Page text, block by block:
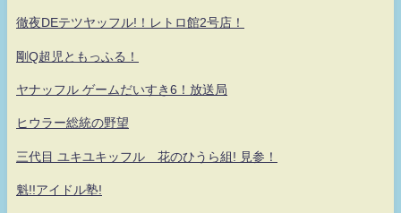
徹夜DEテツヤッフル!！レトロ館2号店！
剛Q超児ともっふる！
ヤナッフル ゲームだいすき6！放送局
ヒウラー総統の野望
三代目 ユキユキッフル 花のひうら組! 見参！
魁!!アイドル塾!